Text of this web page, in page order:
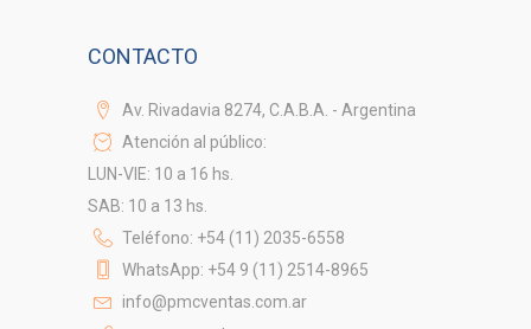
CONTACTO
Av. Rivadavia 8274, C.A.B.A. - Argentina
Atención al público:
LUN-VIE: 10 a 16 hs.
SAB: 10 a 13 hs.
Teléfono: +54 (11) 2035-6558
WhatsApp: +54 9 (11) 2514-8965
info@pmcventas.com.ar